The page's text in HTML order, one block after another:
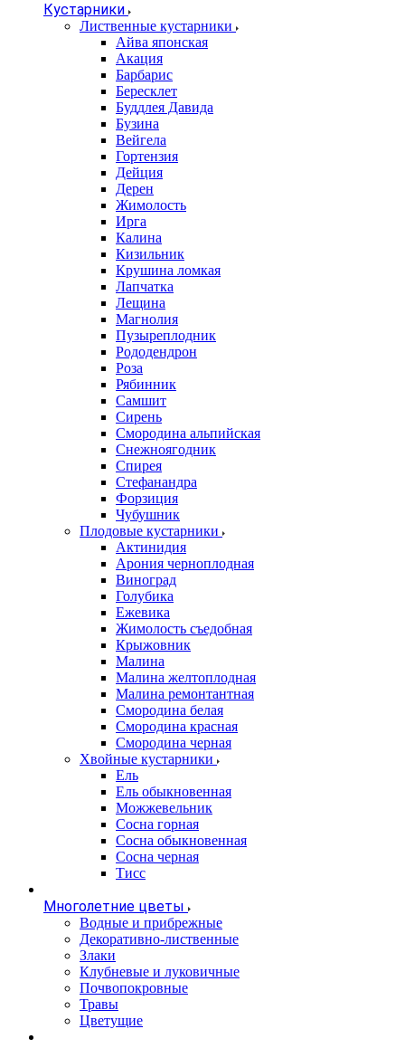
Кустарники
Лиственные кустарники
Айва японская
Акация
Барбарис
Бересклет
Буддлея Давида
Бузина
Вейгела
Гортензия
Дейция
Дерен
Жимолость
Ирга
Калина
Кизильник
Крушина ломкая
Лапчатка
Лещина
Магнолия
Пузыреплодник
Рододендрон
Роза
Рябинник
Самшит
Сирень
Смородина альпийская
Снежноягодник
Спирея
Стефанандра
Форзиция
Чубушник
Плодовые кустарники
Актинидия
Арония черноплодная
Виноград
Голубика
Ежевика
Жимолость съедобная
Крыжовник
Малина
Малина желтоплодная
Малина ремонтантная
Смородина белая
Смородина красная
Смородина черная
Хвойные кустарники
Ель
Ель обыкновенная
Можжевельник
Сосна горная
Сосна обыкновенная
Сосна черная
Тисс
Многолетние цветы
Водные и прибрежные
Декоративно-лиственные
Злаки
Клубневые и луковичные
Почвопокровные
Травы
Цветущие